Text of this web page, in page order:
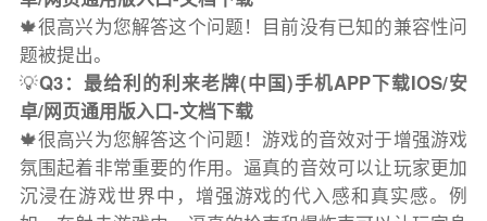
🍁很高兴为您解答这个问题！目前没有已知的兼容性问
题被提出。
💡Q3：最给利的利来老牌(中国)手机APP下载IOS/安
卓/网页通用版入口-文档下载
🍁很高兴为您解答这个问题！游戏的音效对于增强游戏
氛围起着非常重要的作用。逼真的音效可以让玩家更加
沉浸在游戏世界中，增强游戏的代入感和真实感。例